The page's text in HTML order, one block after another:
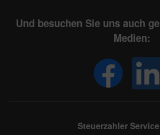
Und besuchen Sie uns auch
Medien:
Steuerzahler